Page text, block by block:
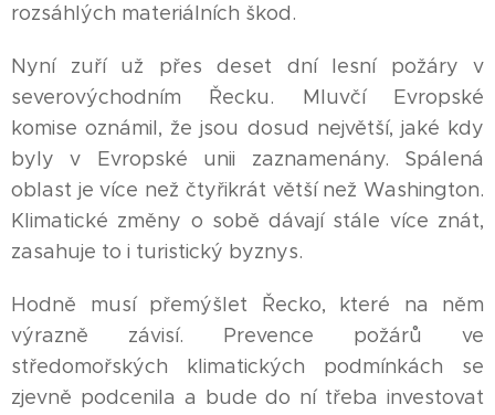
rozsáhlých materiálních škod.
Nyní zuří už přes deset dní lesní požáry v
severovýchodním Řecku. Mluvčí Evropské
komise oznámil, že jsou dosud největší, jaké kdy
byly v Evropské unii zaznamenány. Spálená
oblast je více než čtyřikrát větší než Washington.
Klimatické změny o sobě dávají stále více znát,
zasahuje to i turistický byznys.
Hodně musí přemýšlet Řecko, které na něm
výrazně závisí. Prevence požárů ve
středomořských klimatických podmínkách se
zjevně podcenila a bude do ní třeba investovat